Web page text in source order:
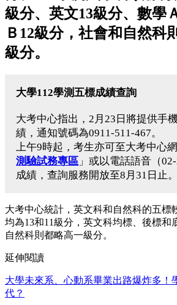
級分、英文13級分、數學
Ｂ12級分，社會和自然科
級分。
大學112學測五標成績查詢
大考中心指出，2月23日將提供手
績，通知號碼為0911-511-467。
上午9時起，考生亦可至大考中心網
測驗試務專區 」或以電話語音（
成績，查詢服務開放至8月31日止。
大考中心統計，英文科和自然科的五標
均為13和11級分，英文科均標、後標和
自然科則都略高一級分。
延伸閱讀
大學未來系、心動系畢業出路爆炸多！
代？